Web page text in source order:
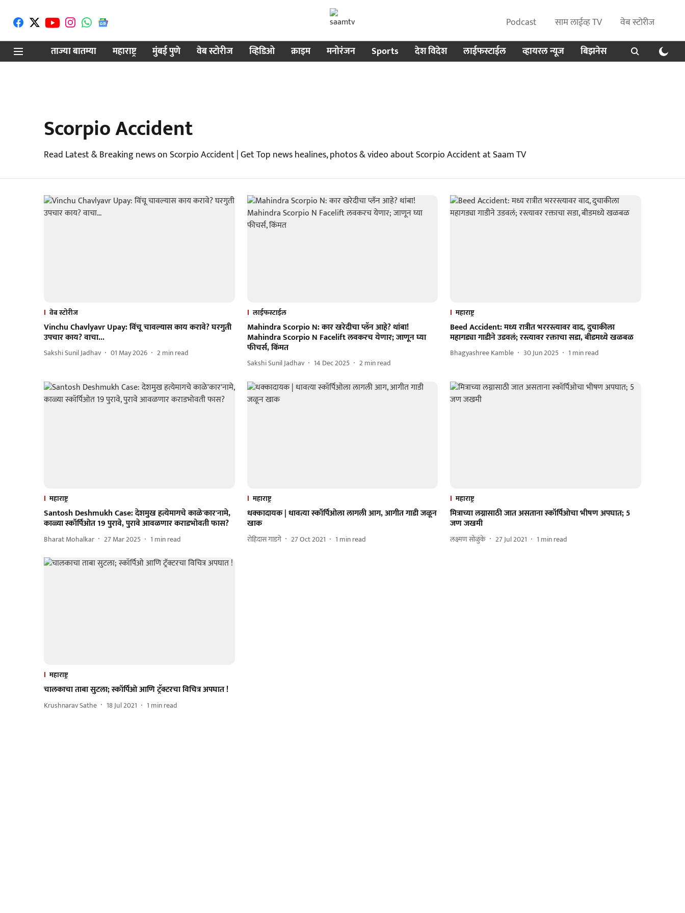
Podcast साम लाईव्ह TV
वेब स्टोरीज
ताज्या बातम्या
महाराष्ट्र मुंबई पुणे वेब स्टोरीज व्हिडिओ क्राइम मनोरंजन Sports देश विदेश लाईफस्टाईल व्हायरल न्यूज बिझनेस
Scorpio Accident
Read Latest & Breaking news on Scorpio Accident | Get Top news healines, photos & video about Scorpio Accident at Saam TV
वेब स्टोरीज
Vinchu Chavlyavr Upay: विंचू चावल्यास काय करावे? घरगुती
उपचार काय? वाचा...
Sakshi Sunil Jadhav 01 May 2026 2min read
लाईफस्टाईल
Mahindra Scorpio N: कार खरेदीचा प्लॅन आहे? थांबा!
Mahindra Scorpio N Facelift लवकरच येणार; जाणून घ्या
फीचर्स, किंमत
Sakshi Sunil Jadhav 14 Dec 2025 2min read
महाराष्ट्र
Beed Accident: मध्य रात्रीत भररस्त्यावर वाद, दुचाकीला
महागड्या गाडीने उडवलं; रस्त्यावर रक्ताचा सडा, बीडमध्ये खळबळ
Bhagyashree Kamble 30 Jun 2025 1 min read
महाराष्ट्र
Santosh Deshmukh Case: देशमुख हत्येमागचे काळे'कार'नामे,
काळ्या स्कॉर्पिओत 19 पुरावे, पुरावे आवळणार कराडभोवती फास?
Bharat Mohalkar 27 Mar 2025 1 min read
महाराष्ट्र
धक्कादायक | धावत्या स्कॉर्पिओला लागली आग, आगीत गाडी जळून
खाक
रोहिदास गाडगे 27 Oct 2021 1 min read
महाराष्ट्र
मित्राच्या लग्नासाठी जात असताना स्कॉर्पिओचा भीषण अपघात; 5
जण जखमी
लक्ष्मण सोळुंके 27 Jul 2021 1 min read
महाराष्ट्र
चालकाचा ताबा सुटला; स्कॉर्पिओ आणि ट्रॅक्टरचा विचित्र अपघात !
Krushnarav Sathe 18 Jul 2021 1 min read